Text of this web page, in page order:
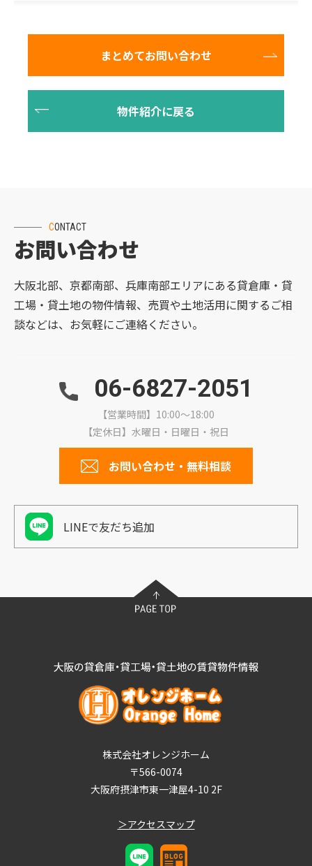
CONTACT
お問い合わせ
大阪北部、京都南部、兵庫南部エリアにある貸倉庫・貸
工場・貸土地の物件情報、売買や土地活用に関するご相
談などは、お気軽にご連絡ください。
06-6827-2051
【営業時間】10:00～18:00
【定休日】水曜日・日曜日・祝日
お問い合わせ・無料相談
LINEで友だち追加
株式会社オレンジホーム
〒566-0074
大阪府摂津市東一津屋4-10 2F
＞アクセスマップ